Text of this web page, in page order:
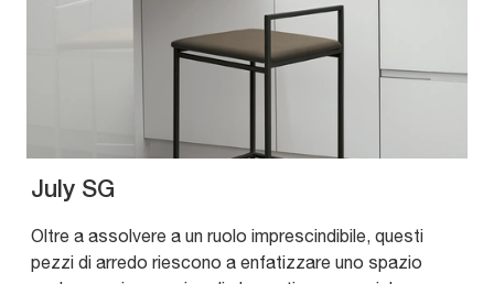
July SG
Oltre a assolvere a un ruolo imprescindibile, questi
pezzi di arredo riescono a enfatizzare uno spazio